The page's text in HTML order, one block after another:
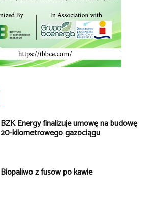
BZK Energy finalizuje umowę na budowę
20-kilometrowego gazociągu
Biopaliwo z fusów po kawie